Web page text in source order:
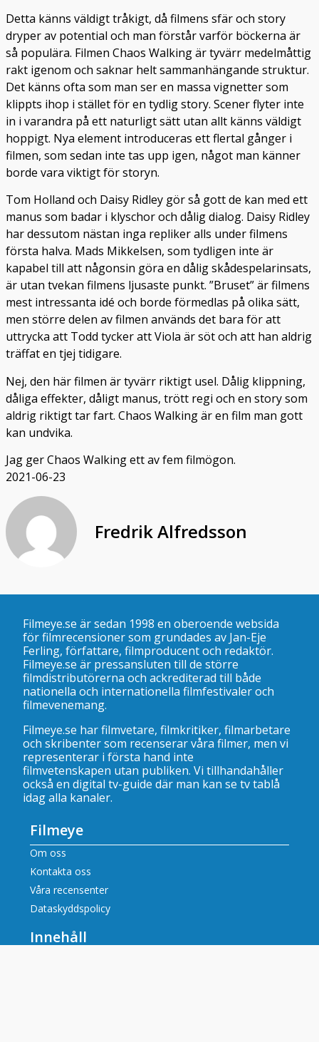
Detta känns väldigt tråkigt, då filmens sfär och story
dryper av potential och man förstår varför böckerna är
så populära. Filmen Chaos Walking är tyvärr medelmåttig
rakt igenom och saknar helt sammanhängande struktur.
Det känns ofta som man ser en massa vignetter som
klippts ihop i stället för en tydlig story. Scener flyter inte
in i varandra på ett naturligt sätt utan allt känns väldigt
hoppigt. Nya element introduceras ett flertal gånger i
filmen, som sedan inte tas upp igen, något man känner
borde vara viktigt för storyn.
Tom Holland och Daisy Ridley gör så gott de kan med ett
manus som badar i klyschor och dålig dialog. Daisy Ridley
har dessutom nästan inga repliker alls under filmens
första halva. Mads Mikkelsen, som tydligen inte är
kapabel till att någonsin göra en dålig skådespelarinsats,
är utan tvekan filmens ljusaste punkt. ”Bruset” är filmens
mest intressanta idé och borde förmedlas på olika sätt,
men större delen av filmen används det bara för att
uttrycka att Todd tycker att Viola är söt och att han aldrig
träffat en tjej tidigare.
Nej, den här filmen är tyvärr riktigt usel. Dålig klippning,
dåliga effekter, dåligt manus, trött regi och en story som
aldrig riktigt tar fart. Chaos Walking är en film man gott
kan undvika.
Jag ger Chaos Walking ett av fem filmögon.
2021-06-23
Fredrik Alfredsson
Filmeye.se är sedan 1998 en oberoende websida
för filmrecensioner som grundades av Jan-Eje
Ferling, författare, filmproducent och redaktör.
Filmeye.se är pressansluten till de större
filmdistributörerna och ackrediterad till både
nationella och internationella filmfestivaler och
filmevenemang.
Filmeye.se har filmvetare, filmkritiker, filmarbetare
och skribenter som recenserar våra filmer, men vi
representerar i första hand inte
filmvetenskapen utan publiken. Vi tillhandahåller
också en digital tv-guide där man kan se tv tablå
idag alla kanaler.
Filmeye
Om oss
Kontakta oss
Våra recensenter
Dataskyddspolicy
Innehåll